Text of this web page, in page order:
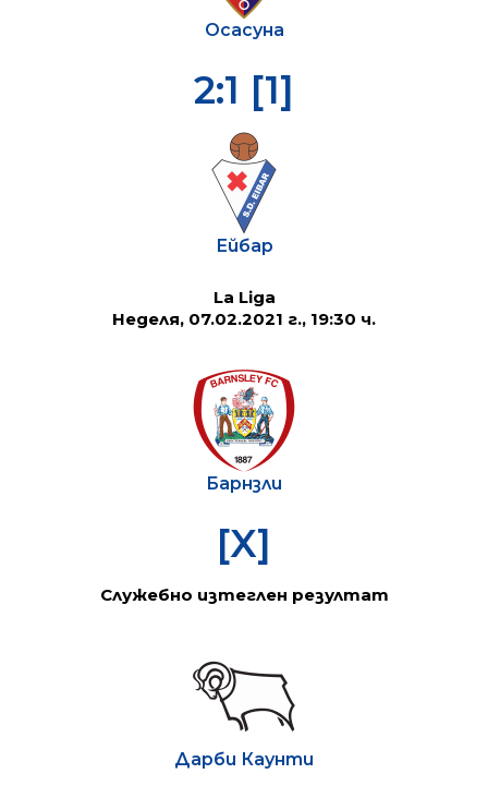
Осасуна
2:1 [1]
Ейбар
La Liga
Неделя, 07.02.2021 г., 19:30 ч.
Барнзли
[X]
Служебно изтеглен резултат
Дарби Каунти